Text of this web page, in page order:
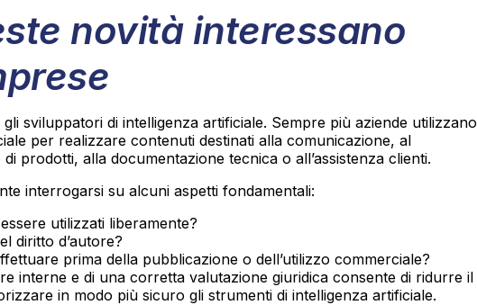
novità interessano
sviluppatori di intelligenza artificiale. Sempre più aziende utilizzano
per realizzare contenuti destinati alla comunicazione, al
prodotti, alla documentazione tecnica o all’assistenza clienti.
interrogarsi su alcuni aspetti fondamentali:
utilizzati liberamente?
diritto d’autore?
prima della pubblicazione o dell’utilizzo commerciale?
interne e di una corretta valutazione giuridica consente di ridurre il
in modo più sicuro gli strumenti di intelligenza artificiale.